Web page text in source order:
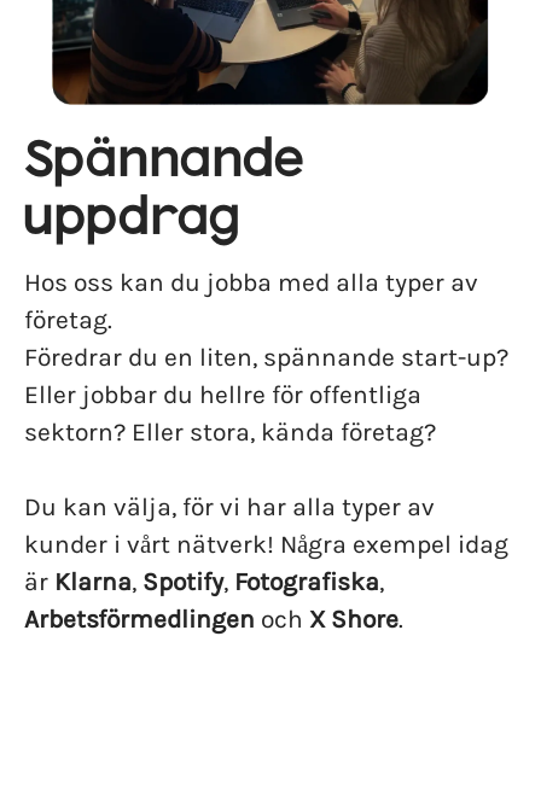
Spännande
uppdrag
Hos oss kan du jobba med alla typer av
företag.
Föredrar du en liten, spännande start-up?
Eller jobbar du hellre för offentliga
sektorn? Eller stora, kända företag?
Du kan välja, för vi har alla typer av
kunder i vårt nätverk! Några exempel idag
är Klarna, Spotify, Fotografiska,
Arbetsförmedlingen och X Shore.